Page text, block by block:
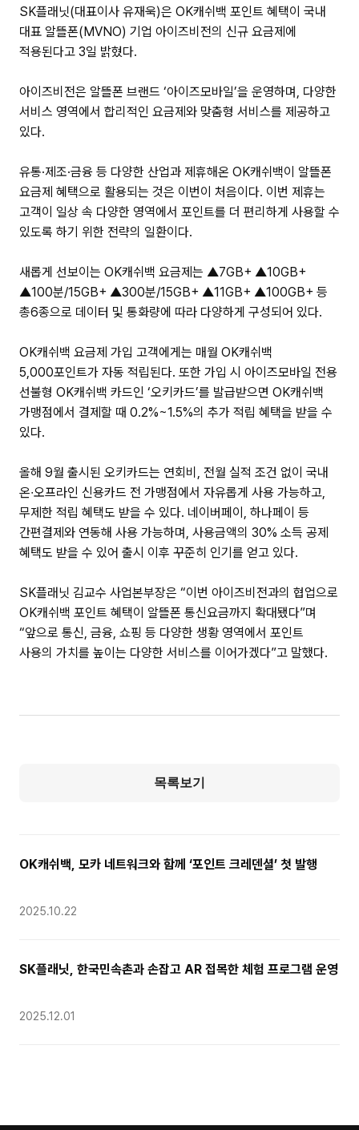
SK플래닛(대표이사 유재욱)은 OK캐쉬백 포인트 혜택이 국내
대표 알뜰폰(MVNO) 기업 아이즈비전의 신규 요금제에
적용된다고 3일 밝혔다.
아이즈비전은 알뜰폰 브랜드 ‘아이즈모바일’을 운영하며, 다양한
서비스 영역에서 합리적인 요금제와 맞춤형 서비스를 제공하고
있다.
유통·제조·금융 등 다양한 산업과 제휴해온 OK캐쉬백이 알뜰폰
요금제 혜택으로 활용되는 것은 이번이 처음이다. 이번 제휴는
고객이 일상 속 다양한 영역에서 포인트를 더 편리하게 사용할 수
있도록 하기 위한 전략의 일환이다.
새롭게 선보이는 OK캐쉬백 요금제는 ▲7GB+ ▲10GB+
▲100분/15GB+ ▲300분/15GB+ ▲11GB+ ▲100GB+ 등
총6종으로 데이터 및 통화량에 따라 다양하게 구성되어 있다.
OK캐쉬백 요금제 가입 고객에게는 매월 OK캐쉬백
5,000포인트가 자동 적립된다. 또한 가입 시 아이즈모바일 전용
선불형 OK캐쉬백 카드인 ‘오키카드’를 발급받으면 OK캐쉬백
가맹점에서 결제할 때 0.2%~1.5%의 추가 적립 혜택을 받을 수
있다.
올해 9월 출시된 오키카드는 연회비, 전월 실적 조건 없이 국내
온∙오프라인 신용카드 전 가맹점에서 자유롭게 사용 가능하고,
무제한 적립 혜택도 받을 수 있다. 네이버페이, 하나페이 등
간편결제와 연동해 사용 가능하며, 사용금액의 30% 소득 공제
혜택도 받을 수 있어 출시 이후 꾸준히 인기를 얻고 있다.
SK플래닛 김교수 사업본부장은 “이번 아이즈비전과의 협업으로
OK캐쉬백 포인트 혜택이 알뜰폰 통신요금까지 확대됐다”며
“앞으로 통신, 금융, 쇼핑 등 다양한 생황 영역에서 포인트
사용의 가치를 높이는 다양한 서비스를 이어가겠다”고 말했다.
목록보기
OK캐쉬백, 모카 네트워크와 함께 ‘포인트 크레덴셜’ 첫 발행
2025.10.22
SK플래닛, 한국민속촌과 손잡고 AR 접목한 체험 프로그램 운영
2025.12.01